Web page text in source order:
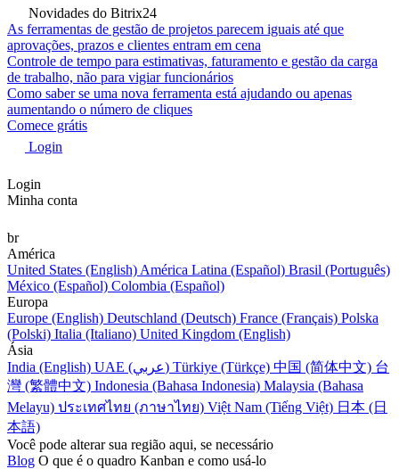
Novidades do Bitrix24
As ferramentas de gestão de projetos parecem iguais até que
aprovações, prazos e clientes entram em cena
Controle de tempo para estimativas, faturamento e gestão da carga
de trabalho, não para vigiar funcionários
Como saber se uma nova ferramenta está ajudando ou apenas
aumentando o número de cliques
Comece grátis
Login
Login
Minha conta
br
América
United States (English) América Latina (Español) Brasil (Português)
México (Español) Colombia (Español)
Europa
Europe (English) Deutschland (Deutsch) France (Français) Polska
(Polski) Italia (Italiano) United Kingdom (English)
Ásia
India (English)
UAE (عربي) Türkiye (Türkçe) 中国 (简体中文) 台
灣 (繁體中文) Indonesia (Bahasa Indonesia) Malaysia (Bahasa
Melayu) ประเทศไทย (ภาษาไทย) Việt Nam (Tiếng Việt) 日本 (日
本語)
Você pode alterar sua região aqui, se necessário
Blog O que é o quadro Kanban e como usá-lo